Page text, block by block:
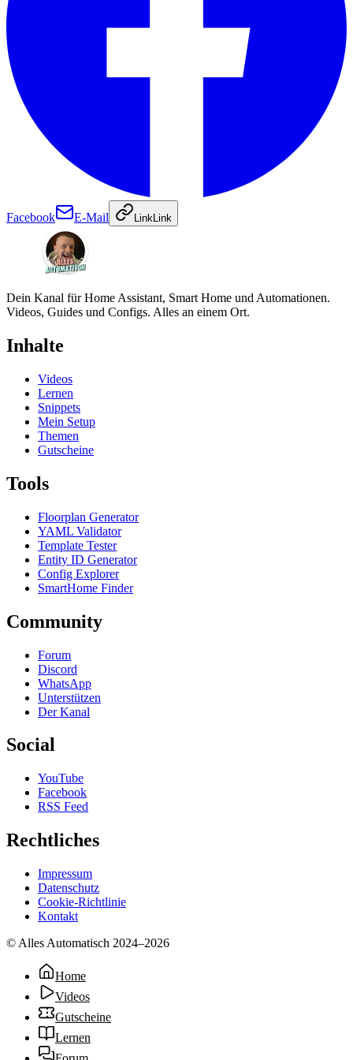
Facebook E-Mail LinkLink
Dein Kanal für Home Assistant, Smart Home und Automationen.
Videos, Guides und Configs. Alles an einem Ort.
Inhalte
Videos
Lernen
Snippets
Mein Setup
Themen
Gutscheine
Tools
Floorplan Generator
YAML Validator
Template Tester
Entity ID Generator
Config Explorer
SmartHome Finder
Community
Forum
Discord
WhatsApp
Unterstützen
Der Kanal
Social
YouTube
Facebook
RSS Feed
Rechtliches
Impressum
Datenschutz
Cookie-Richtlinie
Kontakt
© Alles Automatisch 2024–2026
Home
Videos
Gutscheine
Lernen